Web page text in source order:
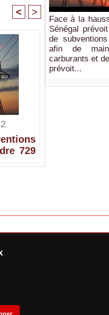
< >
729
Face à la
Sénégal
de
afin de
carburants et
prévoit...